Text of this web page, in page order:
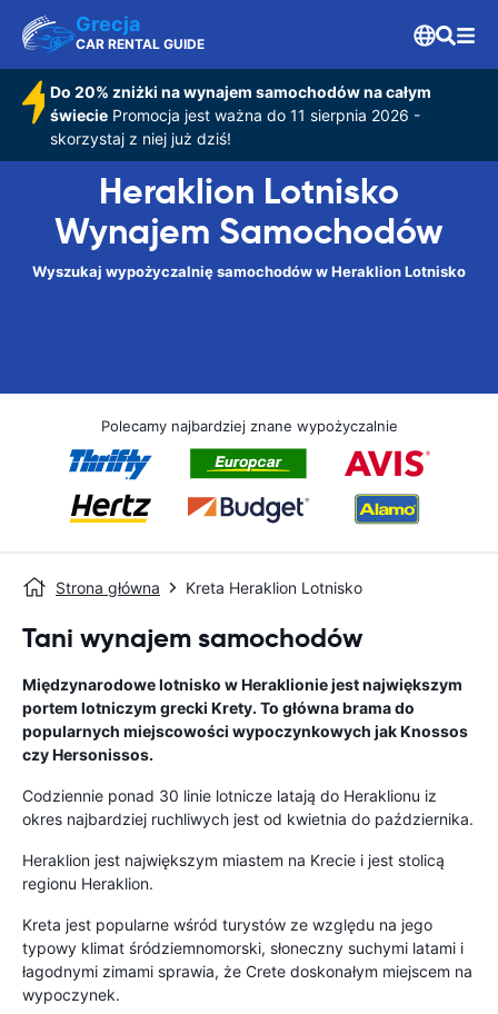
Grecja
CAR RENTAL GUIDE
Do 20% zniżki na wynajem samochodów na całym
świeciePromocja jest ważna do 11 sierpnia 2026 -
skorzystaj z niej już dziś!
Heraklion Lotnisko
Wynajem Samochodów
Wyszukaj wypożyczalnię samochodów w Heraklion Lotnisko
Polecamy najbardziej znane wypożyczalnie
Strona główna Kreta Heraklion Lotnisko
Tani wynajem samochodów
Międzynarodowe lotnisko w Heraklionie jest największym
portem lotniczym grecki Krety. To główna brama do
popularnych miejscowości wypoczynkowych jak Knossos
czy Hersonissos.
Codziennie ponad 30 linie lotnicze latają do Heraklionu iz
okres najbardziej ruchliwych jest od kwietnia do października.
Heraklion jest największym miastem na Krecie i jest stolicą
regionu Heraklion.
Kreta jest popularne wśród turystów ze względu na jego
typowy klimat śródziemnomorski, słoneczny suchymi latami i
łagodnymi zimami sprawia, że Crete doskonałym miejscem na
wypoczynek.